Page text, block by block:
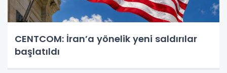
CENTCOM: İran’a yönelik yeni saldırılar
başlatıldı